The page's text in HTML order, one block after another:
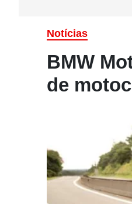
Notícias
BMW
de